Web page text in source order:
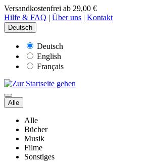
Versandkostenfrei ab 29,00 €
Hilfe & FAQ | Über uns | Kontakt
Deutsch
Deutsch
English
Français
Alle
Alle
Bücher
Musik
Filme
Sonstiges